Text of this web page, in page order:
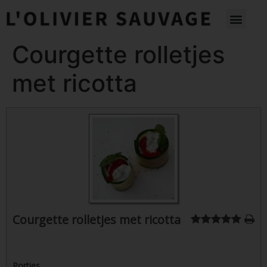
Courgette rolletjes
met ricotta
Courgette rolletjes met ricotta